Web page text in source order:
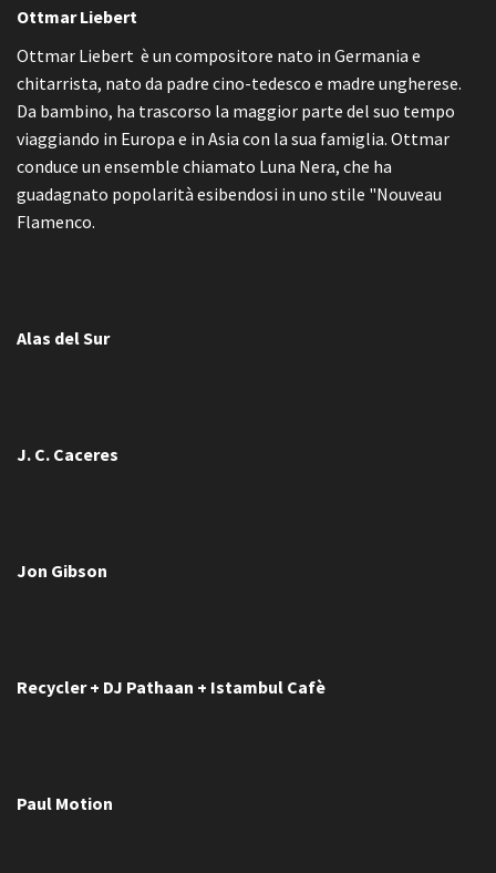
Ottmar Liebert
Ottmar Liebert è un compositore nato in Germania e
chitarrista, nato da padre cino-tedesco e madre ungherese.
Da bambino, ha trascorso la maggior parte del suo tempo
viaggiando in Europa e in Asia con la sua famiglia. Ottmar
conduce un ensemble chiamato Luna Nera, che ha
guadagnato popolarità esibendosi in uno stile "Nouveau
Flamenco.
Alas del Sur
J. C. Caceres
Jon Gibson
Recycler + DJ Pathaan + Istambul Cafè
Paul Motion